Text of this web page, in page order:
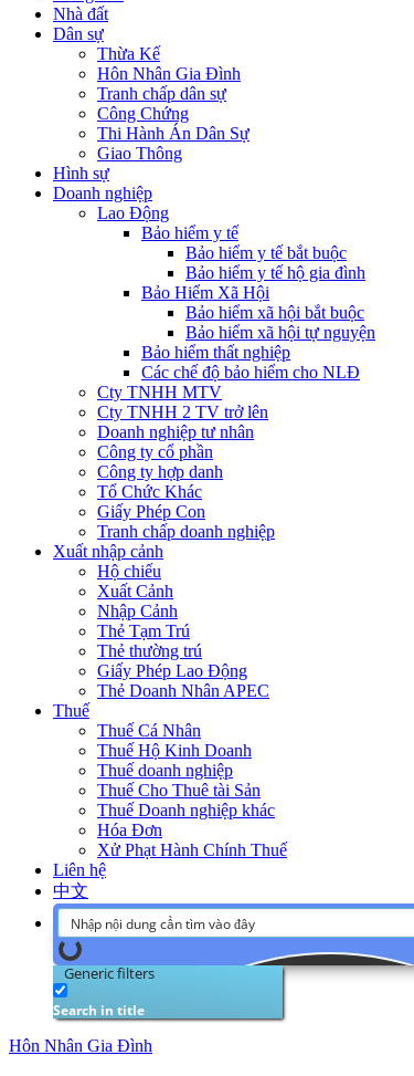
Nhà đất
Dân sự
Thừa Kế
Hôn Nhân Gia Đình
Tranh chấp dân sự
Công Chứng
Thi Hành Án Dân Sự
Giao Thông
Hình sự
Doanh nghiệp
Lao Động
Bảo hiểm y tế
Bảo hiểm y tế bắt buộc
Bảo hiểm y tế hộ gia đình
Bảo Hiểm Xã Hội
Bảo hiểm xã hội bắt buộc
Bảo hiểm xã hội tự nguyện
Bảo hiểm thất nghiệp
Các chế độ bảo hiểm cho NLĐ
Cty TNHH MTV
Cty TNHH 2 TV trở lên
Doanh nghiệp tư nhân
Công ty cổ phần
Công ty hợp danh
Tổ Chức Khác
Giấy Phép Con
Tranh chấp doanh nghiệp
Xuất nhập cảnh
Hộ chiếu
Xuất Cảnh
Nhập Cảnh
Thẻ Tạm Trú
Thẻ thường trú
Giấy Phép Lao Động
Thẻ Doanh Nhân APEC
Thuế
Thuế Cá Nhân
Thuế Hộ Kinh Doanh
Thuế doanh nghiệp
Thuế Cho Thuê tài Sản
Thuế Doanh nghiệp khác
Hóa Đơn
Xử Phạt Hành Chính Thuế
Liên hệ
中文
Generic filters
Search in title
Hôn Nhân Gia Đình